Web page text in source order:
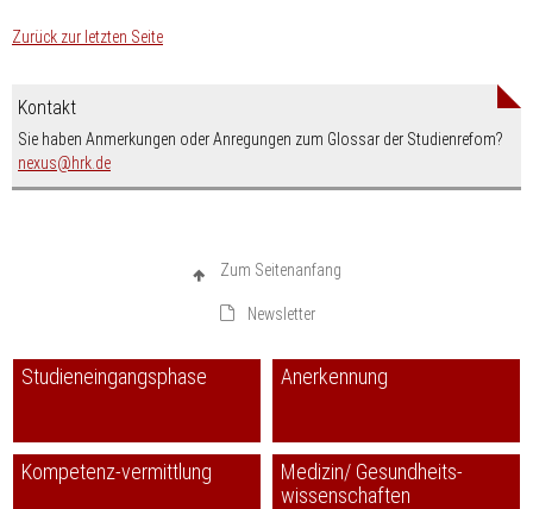
Zurück zur letzten Seite
Kontakt
Sie haben Anmerkungen oder Anregungen zum Glossar der Studienrefom?
nexus
nospam-
hrk.de
Zum Seitenanfang
Newsletter
Studieneingangsphase Anerkennung
Kompetenz-vermittlung
Medizin/ Gesundheits-
wissenschaften